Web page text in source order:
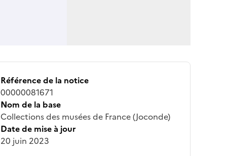
Référence de la notice
00000081671
Nom de la base
Collections des musées de France (Joconde)
Date de mise à jour
20 juin 2023